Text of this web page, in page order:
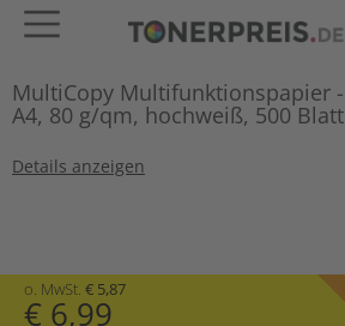
MultiCopy Multifunktionspapier -
A4, 80 g/qm, hochweiß, 500 Blatt
Details anzeigen
o. MwSt. € 5,87
€ 6,99